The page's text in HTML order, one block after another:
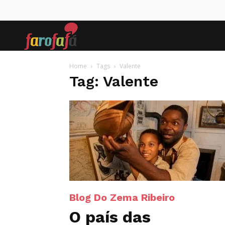
Home Tags Valente
Tag: Valente
Blog Do Zema Ribeiro
O país das